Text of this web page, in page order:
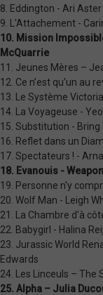
8. Eddington - Ari Aster
9. L'Attachement -
10. Mission
McQuarrie
11. Jeunes Mères –
12. Ce n’est qu’un au
13. Le Système
14. La Voyageuse -
15. Substitution - Bring
16. Reflet dans un
17. Spectateurs ! -
18. Evanouis -
19. Personne n'y
20. Wolf Man - Leigh
21. La Chambre d'à
22. Babygirl - Halina
23. Jurassic World
Edwards
24. Les Linceuls – The
25. Alpha – Julia